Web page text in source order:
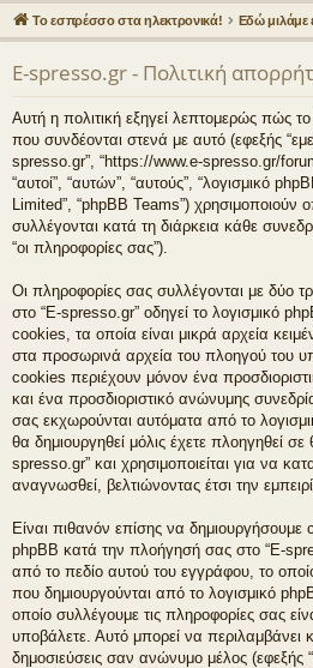
γο
ρε
ς
συ
έσ
εις
Συ
ζη
τή
σε
ις
Το εσπρέσσο στα ηλεκτρονικά! Εδώ μιλάμε
E-spresso.gr - Πολιτική
Αυτή η πολιτική εξηγεί λεπτομερώς πώς το
που συνδέονται στενά με αυτό (εφεξής
spresso.gr”, “https://www.e-spresso.gr/
“αυτοί”, “αυτών”, “αυτούς”, “λογισμικό
Limited”, “phpBB Teams”) χρησιμοποιούν
συλλέγονται κατά τη διάρκεια κάθε
“οι πληροφορίες σας”).
Οι πληροφορίες σας συλλέγονται με δύο
στο “E-spresso.gr” οδηγεί το λογισμικό
cookies, τα οποία είναι μικρά αρχεία
στα προσωρινά αρχεία του πλοηγού του
cookies περιέχουν μόνον ένα
και ένα προσδιοριστικό ανώνυμης
σας εκχωρούνται αυτόματα από το
θα δημιουργηθεί μόλις έχετε πλοηγηθεί
spresso.gr” και χρησιμοποιείται για να
αναγνωσθεί, βελτιώνοντας έτσι την
Είναι πιθανόν επίσης να δημιουργήσουμε
phpBB κατά την πλοήγησή σας στο “E-
από το πεδίο αυτού του εγγράφου, το
που δημιουργούνται από το λογισμικό
οποίο συλλέγουμε τις πληροφορίες σας
υποβάλετε. Αυτό μπορεί να περιλαμβάνει
δημοσιεύσεις σαν ανώνυμο μέλος (εφεξής